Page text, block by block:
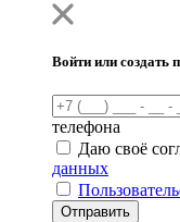
Войти или создать
телефона
Даю своё
данных
Отправить